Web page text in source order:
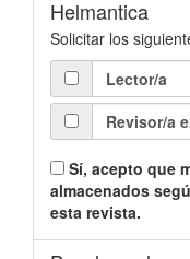
Helmantica
Solicitar los
Lector/a
Revisor/a
almacenados
esta revista.